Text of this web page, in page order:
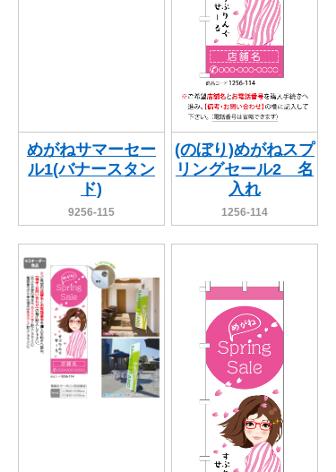
めがねサマーセー
ル1(バナースタン
ド)
9256-115
(のぼり)めがねスプ
リングセール2 名
入れ
1256-114